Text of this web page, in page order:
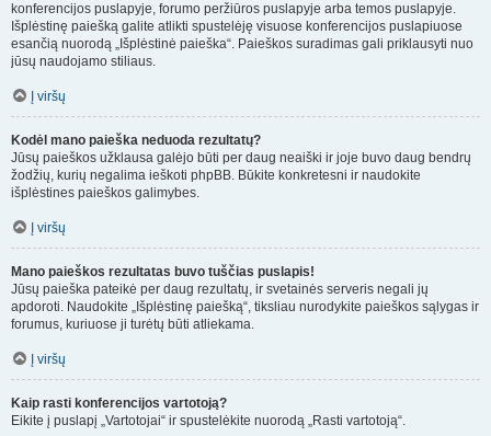
konferencijos puslapyje, forumo peržiūros puslapyje arba temos puslapyje.
Išplėstinę paiešką galite atlikti spustelėję visuose konferencijos puslapiuose
esančią nuorodą „Išplėstinė paieška“. Paieškos suradimas gali priklausyti nuo
jūsų naudojamo stiliaus.
Į viršų
Kodėl mano paieška neduoda rezultatų?
Jūsų paieškos užklausa galėjo būti per daug neaiški ir joje buvo daug bendrų
žodžių, kurių negalima ieškoti phpBB. Būkite konkretesni ir naudokite
išplėstines paieškos galimybes.
Į viršų
Mano paieškos rezultatas buvo tuščias puslapis!
Jūsų paieška pateikė per daug rezultatų, ir svetainės serveris negali jų
apdoroti. Naudokite „Išplėstinę paiešką“, tiksliau nurodykite paieškos sąlygas ir
forumus, kuriuose ji turėtų būti atliekama.
Į viršų
Kaip rasti konferencijos vartotoją?
Eikite į puslapį „Vartotojai“ ir spustelėkite nuorodą „Rasti vartotoją“.